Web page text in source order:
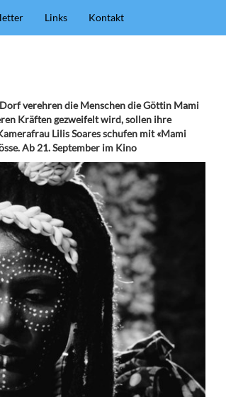
Links Kontakt
verehren die Menschen die Göttin Mami
Kräften gezweifelt wird, sollen ihre
Lilis Soares schufen mit «Mami
Ab 21. September im Kino